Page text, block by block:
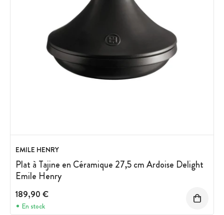
EMILE HENRY
Plat à Tajine en Céramique 27,5 cm Ardoise Delight
Emile Henry
189,90 €
En stock